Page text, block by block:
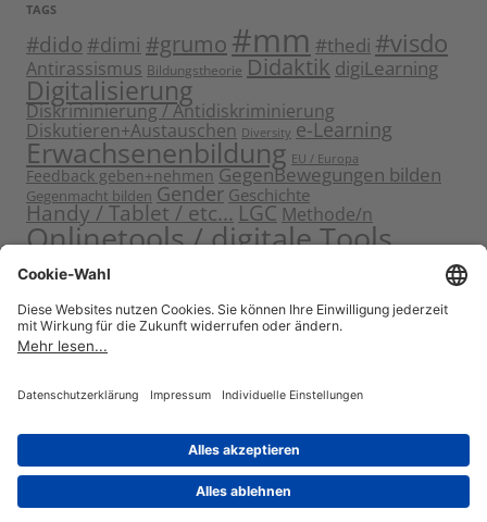
TAGS
#dido #dimi #grumo #mm #thedi #visdo
Antirassismus Bildungstheorie Didaktik digiLearning
Digitalisierung
Diskriminierung / Antidiskriminierung
Diskutieren+Austauschen Diversity e-Learning
Erwachsenenbildung EU / Europa
Feedback geben+nehmen GegenBewegungen bilden
Gegenmacht bilden Gender Geschichte
Handy / Tablet / etc... LGC Methode/n
Onlinetools / digitale Tools
Politische Bildung
Sensibilisieren Sichern+Verankern Solidarität
Starten+Kennenlernen Tagung
Teamentwicklung+Gruppendynamik
VideoVisualisierung Voneinander+miteinander lernen
Stolz präsentiert von WordPress